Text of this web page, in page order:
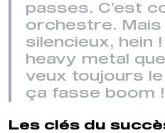
passes. C’est
orchestre. Mais
silencieux, hein
heavy metal
veux toujours
ça fasse boom !
Les clés du